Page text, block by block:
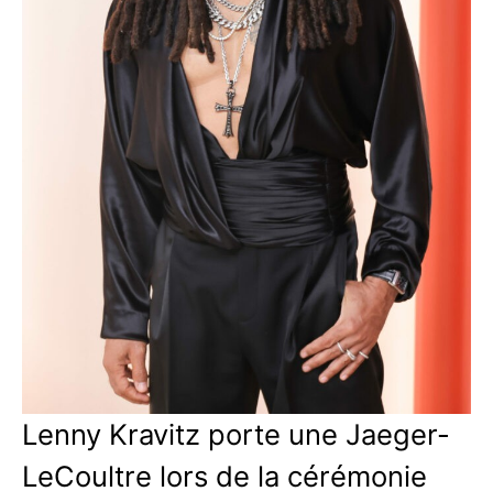
Lenny Kravitz porte une Jaeger-
LeCoultre lors de la cérémonie